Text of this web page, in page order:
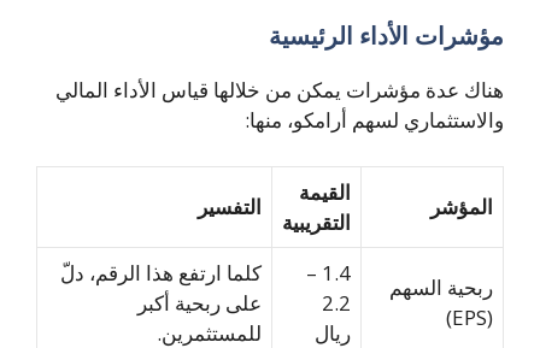
مؤشرات الأداء الرئيسية
هناك عدة مؤشرات يمكن من خلالها قياس الأداء المالي
والاستثماري لسهم أرامكو، منها:
المؤشر
القيمة
التقريبية
التفسير
ربحية السهم
(EPS)
1.4 –
2.2
ريال
كلما ارتفع هذا الرقم، دلّ
على ربحية أكبر
للمستثمرين.